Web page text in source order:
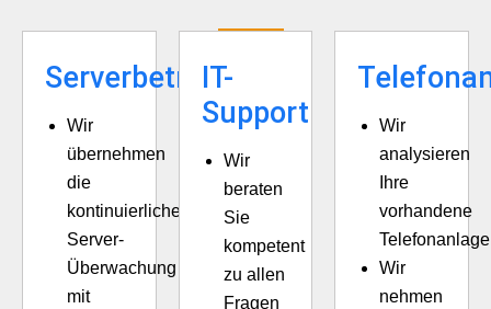
Serverbetreuung
Wir
übernehmen
die
kontinuierliche
Server-
Überwachung
mit
IT-
Support
Wir
beraten
Sie
kompetent
zu allen
Fragen
Wir
analysieren
Ihre
vorhandene
Telefonanlage
Wir
nehmen